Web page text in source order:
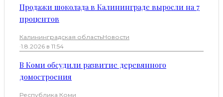
Продажи шоколада в Калининграде выросли на 7
процентов
Калининградская областьНовости
·1.8.2026 в 11:54
В Коми обсудили развитие деревянного
домостроения
Республика Коми